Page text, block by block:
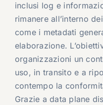
inclusi log e
rimanere all’interno
come i metadati
elaborazione.
organizzazioni un
uso, in transito e a
contempo la
Grazie a data plane